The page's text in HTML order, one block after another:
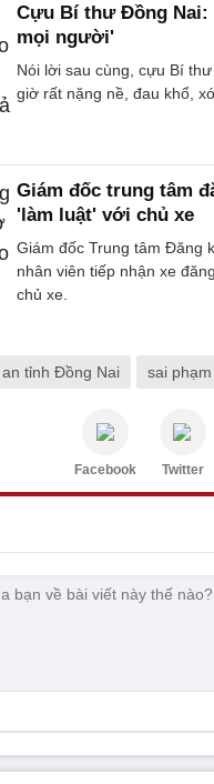
Cựu Bí thư Đồng Nai:
mọi người'
Nói lời sau cùng, cựu Bí
giờ rất nặng nề, đau khổ,
Giám đốc trung tâm
'làm luật' với chủ xe
Giám đốc Trung tâm Đăng
nhân viên tiếp nhận xe
chủ xe.
tỉnh Đồng Nai sai
Facebook Twitter